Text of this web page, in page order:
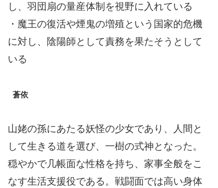
し、羽団扇の量産体制を視野に入れている
・魔王の復活や煙鬼の増殖という国家的危機
に対し、陰陽師として責務を果たそうとして
いる
蒼依
山姥の孫にあたる妖怪の少女であり、人間と
して生きる道を選び、一樹の式神となった。
穏やかで几帳面な性格を持ち、家事全般をこ
なす生活支援役である。戦闘面では高い身体